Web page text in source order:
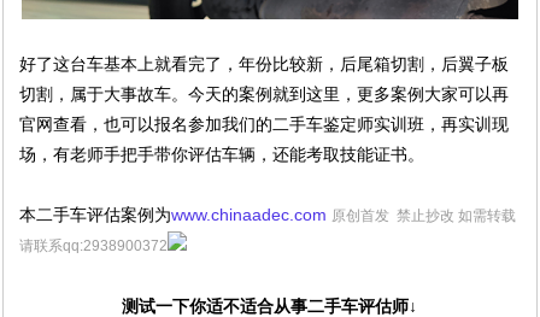
好了这台车基本上就看完了，年份比较新，后尾箱切割，后翼子板
切割，属于大事故车。 今天的案例就到这里，更多案例大家可以再
官网查看，也可以报名参加我们的二手车鉴定师实训班，再实训现
场，有老师手把手带你评估车辆，还能考取技能证书。
本二手车评估案例为www.chinaadec.com 原创首发 禁止抄改 如需转载
请联系qq:2938900372
测试一下你适不适合从事二手车评估师↓